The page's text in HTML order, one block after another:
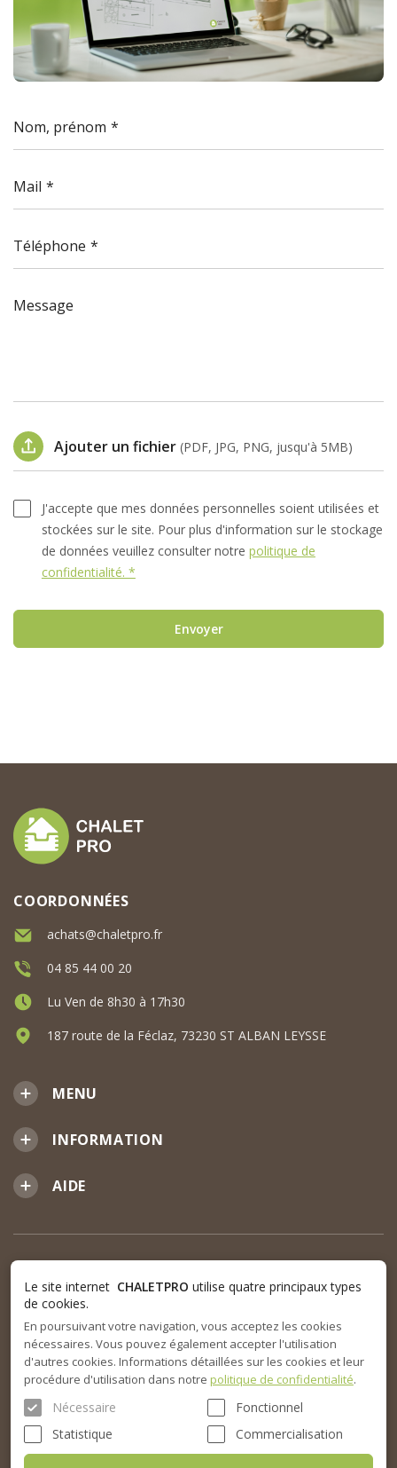
Nom, prénom
Mail
Téléphone
Message
Ajouter un fichier (PDF, JPG, PNG, jusqu'à 5MB)
J'accepte que mes données personnelles soient utilisées et
stockées sur le site. Pour plus d'information sur le stockage
de données veuillez consulter notre politique de
confidentialité. *
Envoyer
MENU
INFORMATION
AIDE
COORDONNÉES
achats@chaletpro.fr
04 85 44 00 20
Lu Ven de 8h30 à 17h30
187 route de la Féclaz, 73230 ST ALBAN LEYSSE
Le site internet CHALETPRO utilise quatre principaux types
de cookies.
En poursuivant votre navigation, vous acceptez les cookies
nécessaires. Vous pouvez également accepter l'utilisation
d'autres cookies. Informations détaillées sur les cookies et leur
procédure d'utilisation dans notre politique de confidentialité.
Nécessaire
Fonctionnel
Statistique
Commercialisation